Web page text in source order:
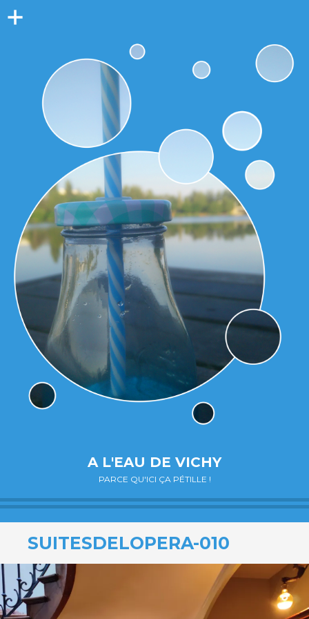
A L'EAU DE VICHY
PARCE QU'ICI ÇA PÉTILLE !
SUITESDELOPERA-010